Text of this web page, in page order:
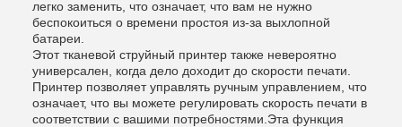
легко заменить, что означает, что вам не нужно
беспокоиться о времени простоя из-за выхлопной
батареи.
Этот тканевой струйный принтер также невероятно
универсален, когда дело доходит до скорости печати.
Принтер позволяет управлять ручным управлением, что
означает, что вы можете регулировать скорость печати в
соответствии с вашими потребностями.Эта функция